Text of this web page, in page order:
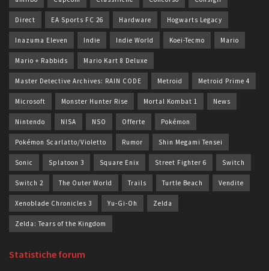
Direct EA Sports FC 26 Hardware Hogwarts Legacy
Inazuma Eleven Indie Indie World Koei-Tecmo Mario
Mario + Rabbids Mario Kart 8 Deluxe
Master Detective Archives: RAIN CODE Metroid Metroid Prime 4
Microsoft Monster Hunter Rise Mortal Kombat 1 News
Nintendo NISA NSO Offerte Pokémon
Pokémon Scarlatto/Violetto Rumor Shin Megami Tensei
Sonic Splatoon 3 Square Enix Street Fighter 6 Switch
Switch 2 The Outer World Trails Turtle Beach Vendite
Xenoblade Chronicles 3 Yu-Gi-Oh Zelda
Zelda: Tears of the Kingdom
Statistiche forum